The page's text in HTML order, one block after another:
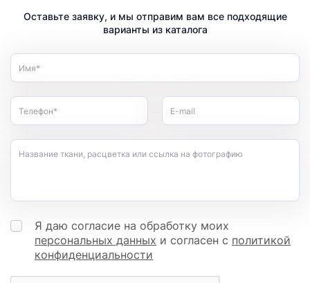
Оставьте заявку, и мы отправим вам все подходящие
варианты из каталога
Имя*
Телефон* E-mail
Название ткани, расцветка или ссылка на фотографию
Я даю согласие на обработку моих
персональных данных и согласен с политикой
конфиденциальности